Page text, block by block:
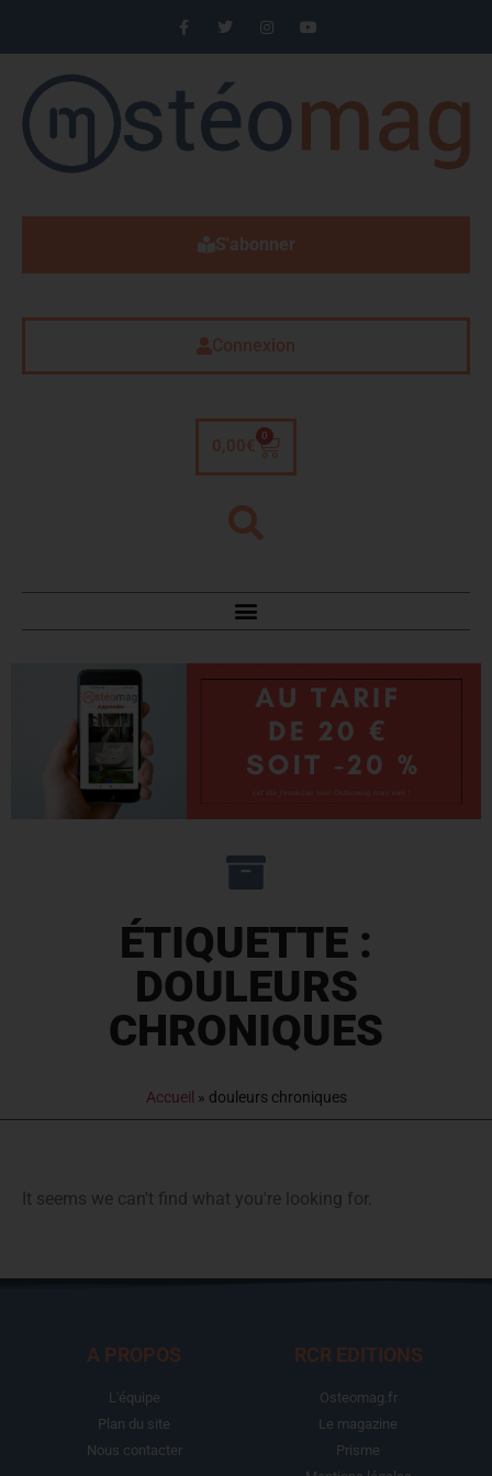
S'abonner
Connexion
0,00 €
0
ÉTIQUETTE :
DOULEURS
CHRONIQUES
Accueil » douleurs chroniques
It seems we can't find what you're looking for.
A PROPOS
L'équipe
Plan du site
Nous contacter
RCR EDITIONS
Osteomag.fr
Le magazine
Prisme